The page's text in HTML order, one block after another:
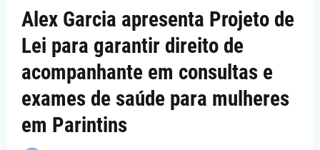
Alex Garcia apresenta Projeto de
Lei para garantir direito de
acompanhante em consultas e
exames de saúde para mulheres
em Parintins